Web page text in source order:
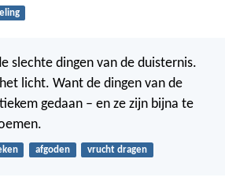
slechte dingen van de duisternis.
licht. Want de dingen van de
gedaan – en ze zijn bijna te
afgoden vrucht dragen